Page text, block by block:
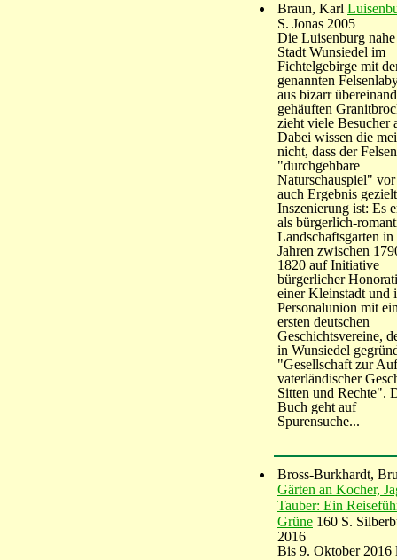
Braun, Karl
S. Jonas 2005
Die Luisenburg
Stadt Wunsiedel im
Fichtelgebirge mit
genannten
aus bizarr
gehäuften
zieht viele Besucher
Dabei wissen die
nicht, dass der
"durchgehbare
Naturschauspiel"
auch Ergebnis
Inszenierung ist: Es
als bürgerlich-
Landschaftsgarten in
Jahren zwischen
1820 auf Initiative
bürgerlicher
einer Kleinstadt und
Personalunion mit
ersten deutschen
Geschichtsvereine,
in Wunsiedel
"Gesellschaft zur
vaterländischer
Sitten und Rechte".
Buch geht auf
Spurensuche...
Bross-Burkhardt,
Gärten an Kocher,
Tauber: Ein
Grüne 160 S.
2016
Bis 9. Oktober 2016